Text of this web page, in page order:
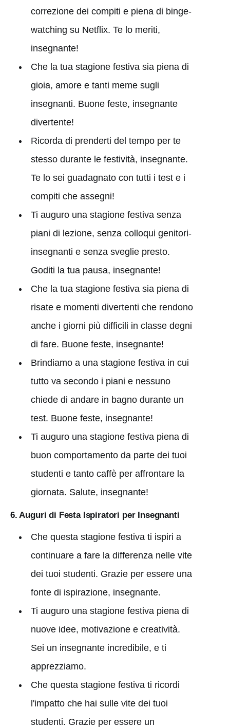
correzione dei compiti e piena di binge-
watching su Netflix. Te lo meriti,
insegnante!
Che la tua stagione festiva sia piena di
gioia, amore e tanti meme sugli
insegnanti. Buone feste, insegnante
divertente!
Ricorda di prenderti del tempo per te
stesso durante le festività, insegnante.
Te lo sei guadagnato con tutti i test e i
compiti che assegni!
Ti auguro una stagione festiva senza
piani di lezione, senza colloqui genitori-
insegnanti e senza sveglie presto.
Goditi la tua pausa, insegnante!
Che la tua stagione festiva sia piena di
risate e momenti divertenti che rendono
anche i giorni più difficili in classe degni
di fare. Buone feste, insegnante!
Brindiamo a una stagione festiva in cui
tutto va secondo i piani e nessuno
chiede di andare in bagno durante un
test. Buone feste, insegnante!
Ti auguro una stagione festiva piena di
buon comportamento da parte dei tuoi
studenti e tanto caffè per affrontare la
giornata. Salute, insegnante!
6. Auguri di Festa Ispiratori per Insegnanti
Che questa stagione festiva ti ispiri a
continuare a fare la differenza nelle vite
dei tuoi studenti. Grazie per essere una
fonte di ispirazione, insegnante.
Ti auguro una stagione festiva piena di
nuove idee, motivazione e creatività.
Sei un insegnante incredibile, e ti
apprezziamo.
Che questa stagione festiva ti ricordi
l'impatto che hai sulle vite dei tuoi
studenti. Grazie per essere un